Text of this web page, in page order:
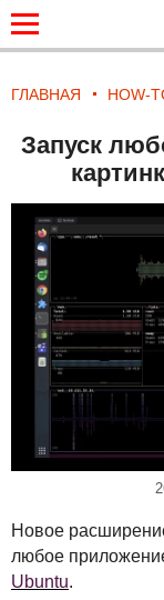
ГЛАВНАЯ HOW-
Запуск
Новое
любое
Ubuntu.